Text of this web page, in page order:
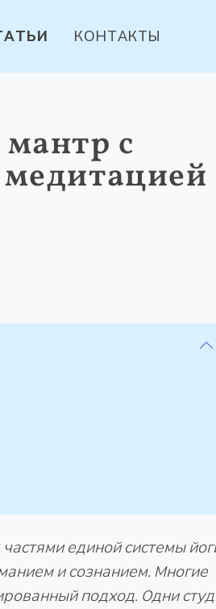
КОНТАКТЫ
с
единой системы
и сознанием. Многие
подход. Одни